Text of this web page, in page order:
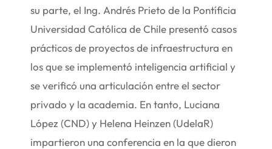
su parte, el Ing. Andrés Prieto de la Pontíficia
Universidad Católica de Chile presentó casos
prácticos de proyectos de infraestructura en
los que se implementó inteligencia artificial y
se verificó una articulación entre el sector
privado y la academia. En tanto, Luciana
López (CND) y Helena Heinzen (UdelaR)
impartieron una conferencia en la que dieron